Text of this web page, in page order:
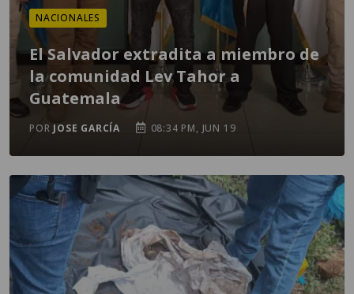
NACIONALES
El Salvador extradita a miembro de
la comunidad Lev Tahor a
Guatemala
POR JOSE GARCÍA 08:34 PM, JUN 19